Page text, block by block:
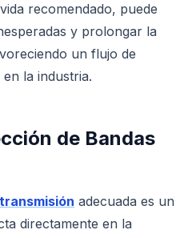
recomendado, puede
y prolongar la
un flujo de
la industria.
de Bandas
adecuada es un
directamente en la